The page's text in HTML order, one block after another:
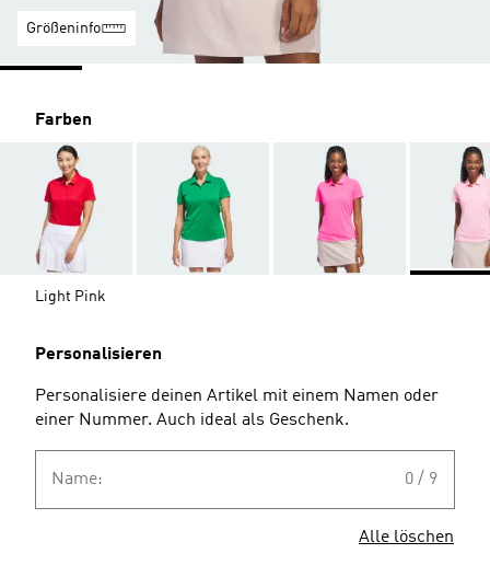
Größeninfo
Farben
Light Pink
Personalisieren
Personalisiere deinen Artikel mit einem Namen oder
einer Nummer. Auch ideal als Geschenk.
Name: 0 / 9
Alle löschen